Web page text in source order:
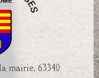
mairie, 63340